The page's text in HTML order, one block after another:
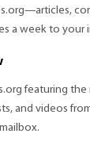
a week to your
featuring
and videos